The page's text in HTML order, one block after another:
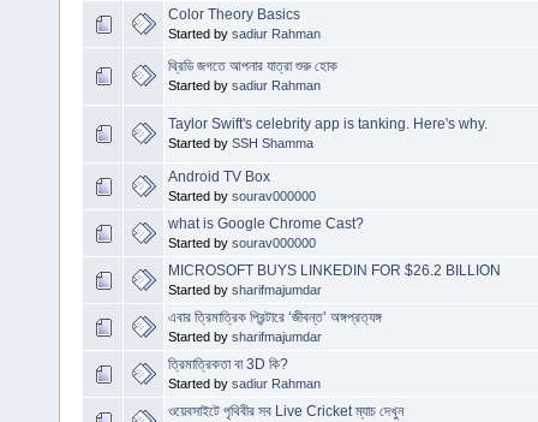
Color Theory Basics
Started by sadiur Rahman
থ্রিডি জগতে আপনার যাত্রা শুরু হোক
Started by sadiur Rahman
Taylor Swift's celebrity app is tanking. Here's why.
Started by SSH Shamma
Android TV Box
Started by sourav000000
what is Google Chrome Cast?
Started by sourav000000
MICROSOFT BUYS LINKEDIN FOR $26.2 BILLION
Started by sharifmajumdar
এবার ত্রিমাত্রিক প্রিন্টারে ‘জীবন্ত’ অঙ্গপ্রত্যঙ্গ
Started by sharifmajumdar
ত্রিমাত্রিকতা বা 3D কি?
Started by sadiur Rahman
ওয়েবসাইটে পৃথিবীর সব Live Cricket ম্যাচ দেখুন